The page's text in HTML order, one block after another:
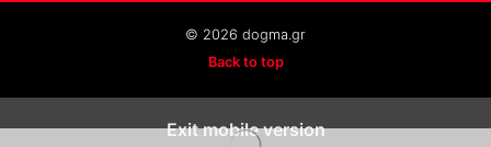
© 2026 dogma.gr
Back to top
Exit mobile version